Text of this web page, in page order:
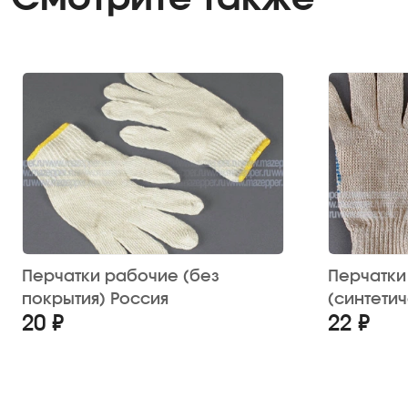
Перчатки рабочие (без
покрытия) Россия
20 ₽ 22 ₽